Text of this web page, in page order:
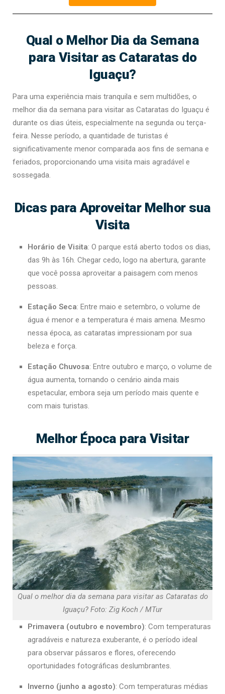
Qual o Melhor Dia da Semana
para Visitar as Cataratas do
Iguaçu?
Para uma experiência mais tranquila e sem multidões, o
melhor dia da semana para visitar as Cataratas do Iguaçu é
durante os dias úteis, especialmente na segunda ou terça-
feira. Nesse período, a quantidade de turistas é
significativamente menor comparada aos fins de semana e
feriados, proporcionando uma visita mais agradável e
sossegada.
Dicas para Aproveitar Melhor sua
Visita
Horário de Visita: O parque está aberto todos os dias,
das 9h às 16h. Chegar cedo, logo na abertura, garante
que você possa aproveitar a paisagem com menos
pessoas.
Estação Seca: Entre maio e setembro, o volume de
água é menor e a temperatura é mais amena. Mesmo
nessa época, as cataratas impressionam por sua
beleza e força.
Estação Chuvosa: Entre outubro e março, o volume de
água aumenta, tornando o cenário ainda mais
espetacular, embora seja um período mais quente e
com mais turistas.
Melhor Época para Visitar
Qual o melhor dia da semana para visitar as Cataratas do
Iguaçu? Foto: Zig Koch / MTur
Primavera (outubro e novembro): Com temperaturas
agradáveis e natureza exuberante, é o período ideal
para observar pássaros e flores, oferecendo
oportunidades fotográficas deslumbrantes.
Inverno (junho a agosto): Com temperaturas médias